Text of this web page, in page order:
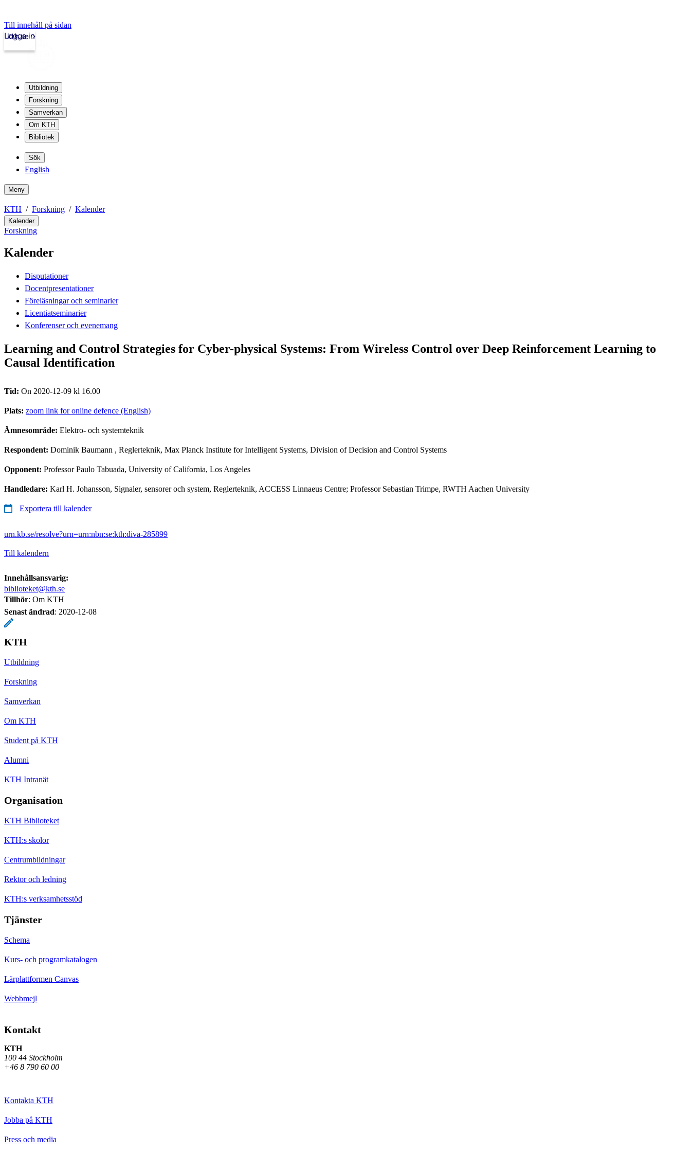
Till innehåll på sidan
kth.se
Logga in
Utbildning
Forskning
Samverkan
Om KTH
Bibliotek
Sök
English
Meny
KTH Forskning Kalender
Kalender
Forskning
Kalender
Disputationer
Docentpresentationer
Föreläsningar och seminarier
Licentiatseminarier
Konferenser och evenemang
Learning and Control Strategies for Cyber-physical Systems: From Wireless Control over Deep Reinforcement Learning to
Causal Identification
Tid: On 2020-12-09 kl 16.00
Plats: zoom link for online defence (English)
Ämnesområde: Elektro- och systemteknik
Respondent: Dominik Baumann , Reglerteknik, Max Planck Institute for Intelligent Systems, Division of Decision and Control Systems
Opponent: Professor Paulo Tabuada, University of California, Los Angeles
Handledare: Karl H. Johansson, Signaler, sensorer och system, Reglerteknik, ACCESS Linnaeus Centre; Professor Sebastian Trimpe, RWTH Aachen University
Exportera till kalender
urn.kb.se/resolve?urn=urn:nbn:se:kth:diva-285899
Till kalendern
Innehållsansvarig:
biblioteket@kth.se
Tillhör: Om KTH
Senast ändrad: 2020-12-08
KTH
Utbildning
Forskning
Samverkan
Om KTH
Student på KTH
Alumni
KTH Intranät
Organisation
KTH Biblioteket
KTH:s skolor
Centrumbildningar
Rektor och ledning
KTH:s verksamhetsstöd
Tjänster
Schema
Kurs- och programkatalogen
Lärplattformen Canvas
Webbmejl
Kontakt
KTH
100 44 Stockholm
+46 8 790 60 00
Kontakta KTH
Jobba på KTH
Press och media